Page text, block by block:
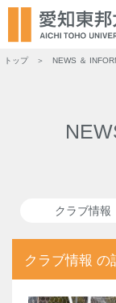
トップ NEWS ＆
クラブ情報
クラブ情報 の